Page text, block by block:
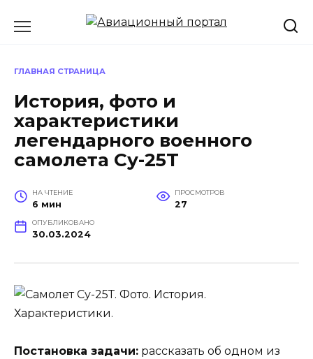
ГЛАВНАЯ СТРАНИЦА
История, фото и
характеристики
легендарного военного
самолета Су-25Т
НА ЧТЕНИЕ
6 мин
ПРОСМОТРОВ
27
ОПУБЛИКОВАНО
30.03.2024
Постановка задачи: рассказать об одном из